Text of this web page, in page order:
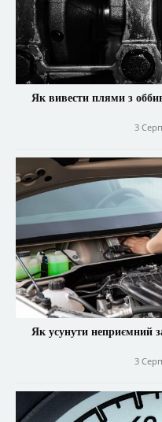
Як вивести плями з
3
Як усунути неприємний
3